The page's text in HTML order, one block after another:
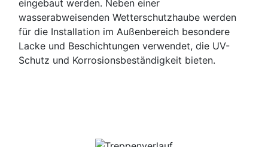
eingebaut werden. Neben einer
wasserabweisenden Wetterschutzhaube werden
für die Installation im Außenbereich besondere
Lacke und Beschichtungen verwendet, die UV-
Schutz und Korrosionsbeständigkeit bieten.